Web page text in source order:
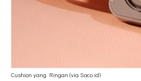
Cushion yang Ringan (via Soco.id)